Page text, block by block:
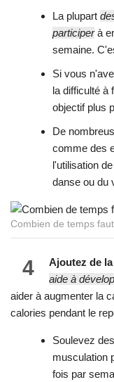
La plupart
participerà
semaine.
Si vous
la difficulté à
objectif plus
De
comme des
l'utilisation
danse ou du
Combien de temps
4 Ajoutez de
aide à
aider à augmenter la
calories pendant le
Soulevez
musculation
fois par